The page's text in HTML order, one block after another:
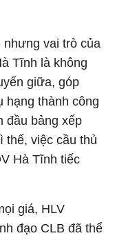
vai trò của
Tĩnh là không
giữa, góp
hạng thành công
đầu bảng xếp
thế, việc cầu thủ
Hà Tĩnh tiếc
giá, HLV
đạo CLB đã thể